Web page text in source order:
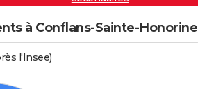
à Conflans-Sainte-Honorine
l'Insee)